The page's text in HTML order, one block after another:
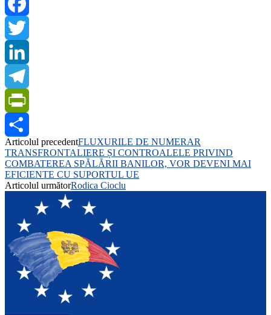
Facebook
Twitter
LinkedIn
Telegram
PrintFriendly
Share
Articolul precedentFLUXURILE DE NUMERAR
TRANSFRONTALIERE ȘI CONTROALELE PRIVIND
COMBATEREA SPĂLĂRII BANILOR, VOR DEVENI MAI
EFICIENTE CU SUPORTUL UE
Articolul următorRodica Cioclu